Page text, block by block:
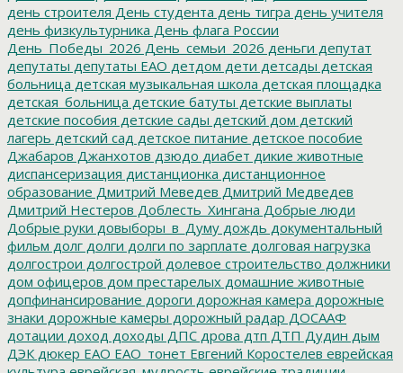
день строителя День студента день тигра день учителя
день физкультурника День флага России
День_Победы_2026 День_семьи_2026 деньги депутат
депутаты депутаты ЕАО детдом дети детсады детская
больница детская музыкальная школа детская площадка
детская_больница детские батуты детские выплаты
детские пособия детские сады детский дом детский
лагерь детский сад детское питание детское пособие
Джабаров Джанхотов дзюдо диабет дикие животные
диспансеризация дистанционка дистанционное
образование Дмитрий Меведев Дмитрий Медведев
Дмитрий Нестеров Доблесть_Хингана Добрые люди
Добрые руки довыборы_в_Думу дождь документальный
фильм долг долги долги по зарплате долговая нагрузка
долгострои долгострой долевое строительство должники
дом офицеров дом престарелых домашние животные
допфинансирование дороги дорожная камера дорожные
знаки дорожные камеры дорожный радар ДОСААФ
дотации доход доходы ДПС дрова дтп ДТП Дудин дым
ДЭК дюкер ЕАО ЕАО_тонет Евгений Коростелев еврейская